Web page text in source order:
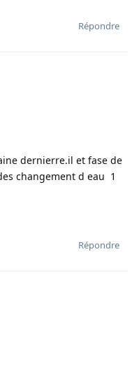
Répondre
dernierre.il et fase de
changement d eau 1
Répondre